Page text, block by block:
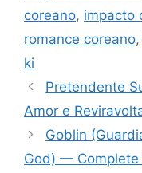
coreano, impacto
romance coreano,
ki
Pretendente
Amor e
Goblin
God) — Complete